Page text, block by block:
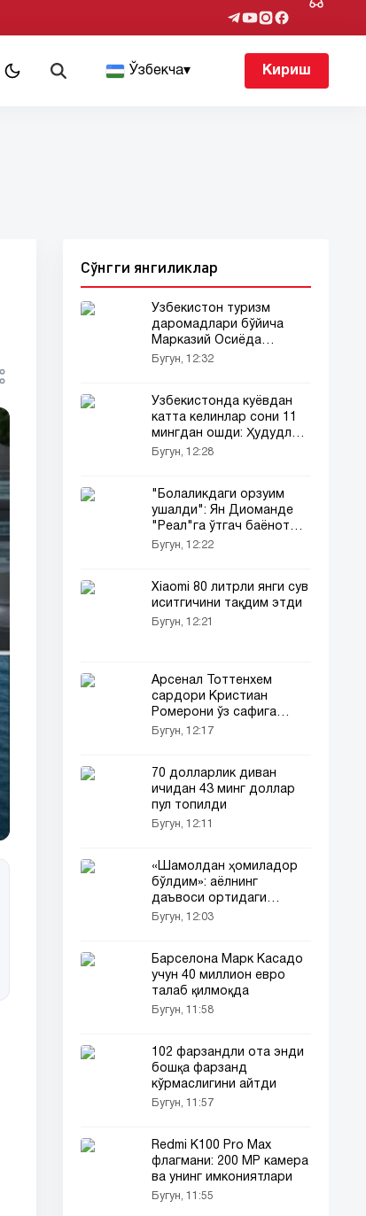
Ўзбекча▾ Кириш
Сўнгги янгиликлар
Ўзбекистон туризм
даромадлари бўйича
Марказий Осиёда
етакчига айланди
Бугун, 12:32
Ўзбекистонда куёвдан
катта келинлар сони 11
мингдан ошди: Ҳудудлар
рейтинги
Бугун, 12:28
"Болаликдаги орзуим
ушалди": Ян Диоманде
"Реал"га ўтгач баёнот
берди
Бугун, 12:22
Xiaomi 80 литрли янги сув
иситгичини тақдим этди
Бугун, 12:21
Арсенал Тоттенхем
сардори Кристиан
Ромерони ўз сафига
қўшиб олмоқчи
Бугун, 12:17
70 долларлик диван
ичидан 43 минг доллар
пул топилди
Бугун, 12:11
«Шамолдан ҳомиладор
бўлдим»: аёлнинг
даъвоси ортидаги
ҳақиқат
Бугун, 12:03
Барселона Марк Касадо
учун 40 миллион евро
талаб қилмоқда
Бугун, 11:58
102 фарзандли ота энди
бошқа фарзанд
кўрмаслигини айтди
Бугун, 11:57
Redmi K100 Pro Max
флагмани: 200 MP камера
ва унинг имкониятлари
Бугун, 11:55